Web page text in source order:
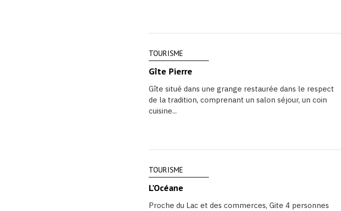
TOURISME
Gîte Pierre
Gîte situé dans une grange restaurée dans le respect
de la tradition, comprenant un salon séjour, un coin
cuisine...
TOURISME
L’Océane
Proche du Lac et des commerces, Gite 4 personnes